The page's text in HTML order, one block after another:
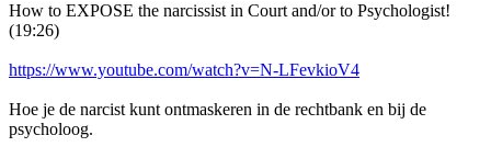
How to EXPOSE the narcissist in Court and/or to Psychologist!
(19:26)
https://www.youtube.com/watch?v=N-LFevkioV4
Hoe je de narcist kunt ontmaskeren in de rechtbank en bij de
psycholoog.